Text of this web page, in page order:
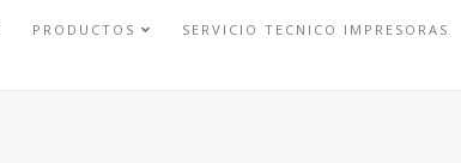
PRODUCTOS SERVICIO TECNICO IMPRESORAS